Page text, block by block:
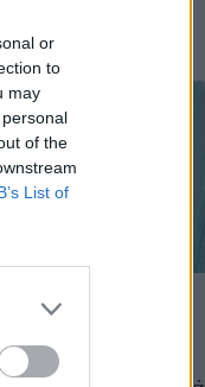
or
to
may
of the
List of